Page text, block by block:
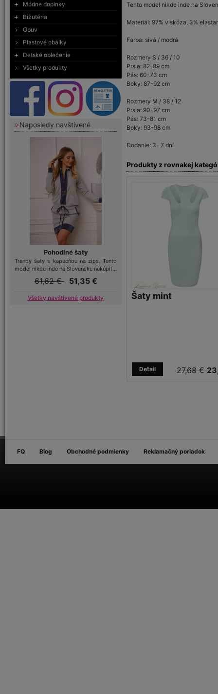
Módne doplnky
Bižutéria
Obuv
Plastové obálky
Detské oblečenie
Všetky produkty
Naposledy navštívené
Pohodlné šaty
Trendy šaty s kapucňou na zips. Tento
model nikde inde na Slovensku nekúpit...
61,62 € 51,35 €
Všetky navštívené produkty
Tento model nikde inde na
Materiál: 97% viskóza, 3%
Farba: sivá / modrá
Rozmery S / 36 / 10
Prsia: 82-89 cm
Pás: 60-73 cm
Boky: 87-92 cm
Rozmery M / 38 / 12
Prsia: 90-97 cm
Pás: 73-81 cm
Boky: 93-98 cm
Dodanie: 3- 7 dní
Produkty z rovnakej
Šaty mint
27,68 €
Detail
FQ Blog Obchodné podmienky Reklamačný poriadok